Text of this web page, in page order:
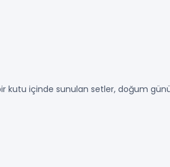
kutu içinde sunulan setler, doğum